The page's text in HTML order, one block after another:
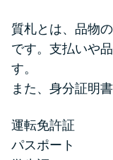
質札とは、品物
です。支払いや
す。
また、身分証明
運転免許証
パスポート